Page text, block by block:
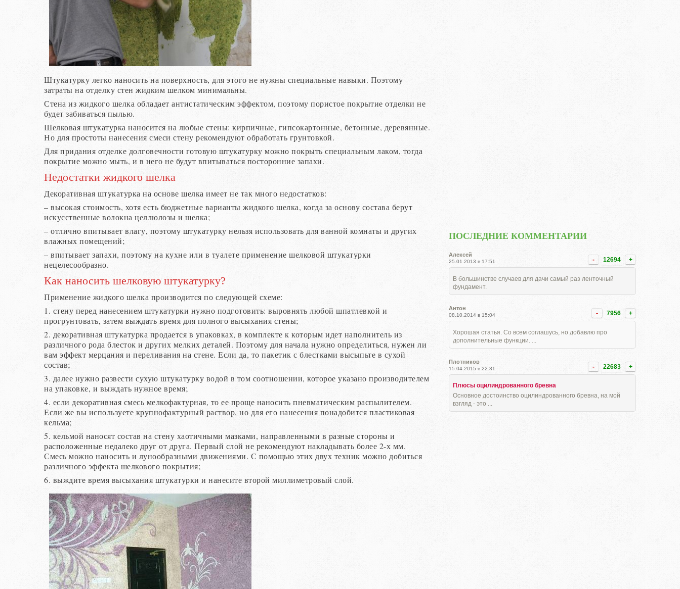
Штукатурку легко наносить на поверхность, для этого не нужны специальные навыки. Поэтому
затраты на отделку стен жидким шелком минимальны.
Стена из жидкого шелка обладает антистатическим эффектом, поэтому пористое покрытие отделки не
будет забиваться пылью.
Шелковая штукатурка наносится на любые стены: кирпичные, гипсокартонные, бетонные, деревянные.
Но для простоты нанесения смеси стену рекомендуют обработать грунтовкой.
Для придания отделке долговечности готовую штукатурку можно покрыть специальным лаком, тогда
покрытие можно мыть, и в него не будут впитываться посторонние запахи.
Недостатки жидкого шелка
Декоративная штукатурка на основе шелка имеет не так много недостатков:
– высокая стоимость, хотя есть бюджетные варианты жидкого шелка, когда за основу состава берут
искусственные волокна целлюлозы и шелка;
– отлично впитывает влагу, поэтому штукатурку нельзя использовать для ванной комнаты и других
влажных помещений;
– впитывает запахи, поэтому на кухне или в туалете применение шелковой штукатурки
нецелесообразно.
Как наносить шелковую штукатурку?
Применение жидкого шелка производится по следующей схеме:
1. стену перед нанесением штукатурки нужно подготовить: выровнять любой шпатлевкой и
прогрунтовать, затем выждать время для полного высыхания стены;
2. декоративная штукатурка продается в упаковках, в комплекте к которым идет наполнитель из
различного рода блесток и других мелких деталей. Поэтому для начала нужно определиться, нужен ли
вам эффект мерцания и переливания на стене. Если да, то пакетик с блестками высыпьте в сухой
состав;
3. далее нужно развести сухую штукатурку водой в том соотношении, которое указано производителем
на упаковке, и выждать нужное время;
4. если декоративная смесь мелкофактурная, то ее проще наносить пневматическим распылителем.
Если же вы используете крупнофактурный раствор, но для его нанесения понадобится пластиковая
кельма;
5. кельмой наносят состав на стену хаотичными мазками, направленными в разные стороны и
расположенные недалеко друг от друга. Первый слой не рекомендуют накладывать более 2-х мм.
Смесь можно наносить и лунообразными движениями. С помощью этих двух техник можно добиться
различного эффекта шелкового покрытия;
6. выждите время высыхания штукатурки и нанесите второй миллиметровый слой.
ПОСЛЕДНИЕ КОММЕНТАРИИ
- 12694 +
Алексей
25.01.2013 в 17:51
В большинстве случаев для дачи самый раз ленточный
фундамент.
- 7956 +
Антон
08.10.2014 в 15:04
Хорошая статья. Со всем соглашусь, но добавлю про
дополнительные функции. ...
- 22683 +
Плотников
15.04.2015 в 22:31
Плюсы оцилиндрованного бревна
Основное достоинство оцилиндрованного бревна, на мой
взгляд - это ...